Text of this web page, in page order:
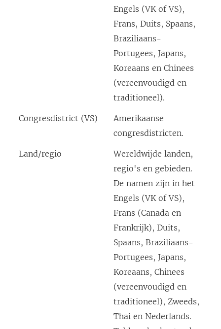
Engels (VK of VS),
Frans, Duits, Spaans,
Braziliaans-
Portugees, Japans,
Koreaans en Chinees
(vereenvoudigd en
traditioneel).
Congresdistrict (VS)
Amerikaanse
congresdistricten.
Land/regio
Wereldwijde landen,
regio's en gebieden.
De namen zijn in het
Engels (VK of VS),
Frans (Canada en
Frankrijk), Duits,
Spaans, Braziliaans-
Portugees, Japans,
Koreaans, Chinees
(vereenvoudigd en
traditioneel), Zweeds,
Thai en Nederlands.